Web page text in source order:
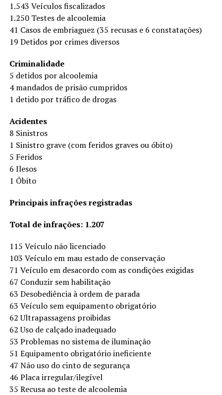
1.543 Veículos fiscalizados
1.250 Testes de alcoolemia
41 Casos de embriaguez (35 recusas e 6 constatações)
19 Detidos por crimes diversos
Criminalidade
5 detidos por alcoolemia
4 mandados de prisão cumpridos
1 detido por tráfico de drogas
Acidentes
8 Sinistros
1 Sinistro grave (com feridos graves ou óbito)
5 Feridos
6 Ilesos
1 Óbito
Principais infrações registradas
Total de infrações: 1.207
115 Veículo não licenciado
103 Veículo em mau estado de conservação
71 Veículo em desacordo com as condições exigidas
67 Conduzir sem habilitação
63 Desobediência à ordem de parada
63 Veículo sem equipamento obrigatório
62 Ultrapassagens proibidas
62 Uso de calçado inadequado
53 Problemas no sistema de iluminação
51 Equipamento obrigatório ineficiente
47 Não uso do cinto de segurança
46 Placa irregular/ilegível
35 Recusa ao teste de alcoolemia